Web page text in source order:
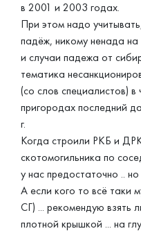
в 2001 и 2003 годах.
При этом надо
падёж, никому ненада на
и случаи падежа от
тематика
(со слов специалистов)
пригородах последний
г.
Когда строили РКБ и
скотомогильника по
у нас предостаточно ..
А если кого то всё таки
СГ) ... рекомендую взять
плотной крышкой ... на